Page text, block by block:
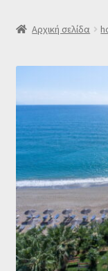
SLIDER
Subscription
Δελτίο νέων
Επιβεβαίωση
Επικοινωνία
Καλάθι
Κατάστημα
Αρχική σελίδα